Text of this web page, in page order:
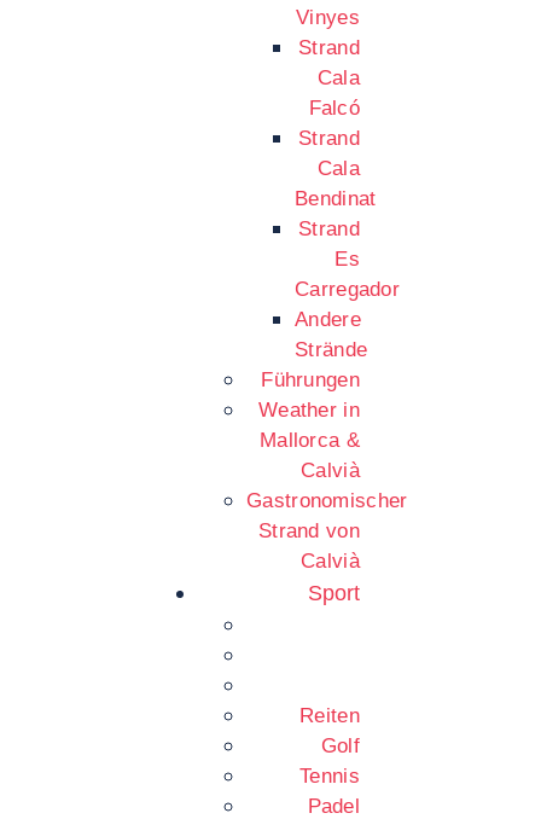
Vinyes
Strand
Cala
Falcó
Strand
Cala
Bendinat
Strand
Es
Carregador
Andere
Strände
Führungen
Weather in
Mallorca &
Calvià
Gastronomischer
Strand von
Calvià
Sport
Reiten
Golf
Tennis
Padel